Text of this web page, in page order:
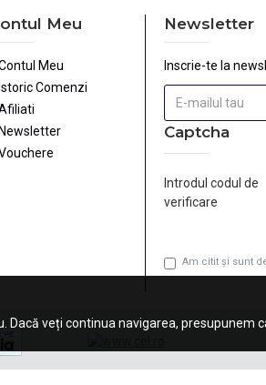
Meu
Meu
Istoric Comenzi
Newsletter
Newsletter
Inscrie-te la
Captcha
Introdul codul de
verificare
Am citit şi sunt
veți continua navigarea, presupunem